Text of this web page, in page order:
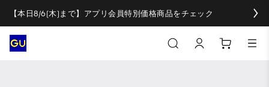
【本日8/6(木)まで】アプリ会員特別価格商品をチェック